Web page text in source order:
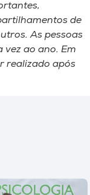
de
As pessoas
vez ao ano. Em
realizado após